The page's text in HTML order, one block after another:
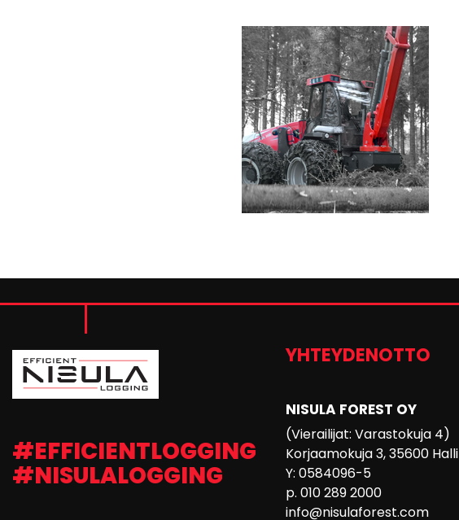
#EFFICIENTLOGGING
#NISULALOGGING
YHTEYDENOTTO
NISULA FOREST OY
(Vierailijat: Varastokuja 4)
Korjaamokuja 3, 35600 Halli
Y: 0584096-5
p. 010 289 2000
info@nisulaforest.com